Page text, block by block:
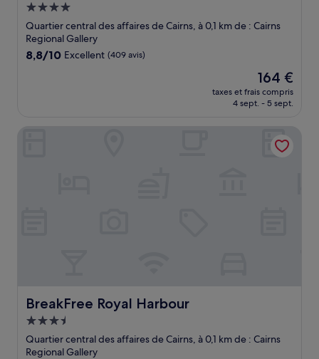
Hébergement
4.0 étoiles
Quartier central des affaires de Cairns, à 0,1 km de : Cairns
Regional Gallery
8.8
8,8/10 Excellent (409 avis)
Le
nouveau
prix
de
164 €
164 €
taxes et frais compris
4 sept. - 5 sept.
BreakFree Royal Harbour
BreakFree Royal Harbour
Hébergement
3.5 étoiles
Quartier central des affaires de Cairns, à 0,1 km de : Cairns
Regional Gallery